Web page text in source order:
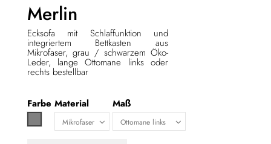
Merlin
Ecksofa mit Schlaffunktion und
integriertem Bettkasten aus
Mikrofaser, grau / schwarzem Öko-
Leder, lange Ottomane links oder
rechts bestellbar
Farbe Material Maß